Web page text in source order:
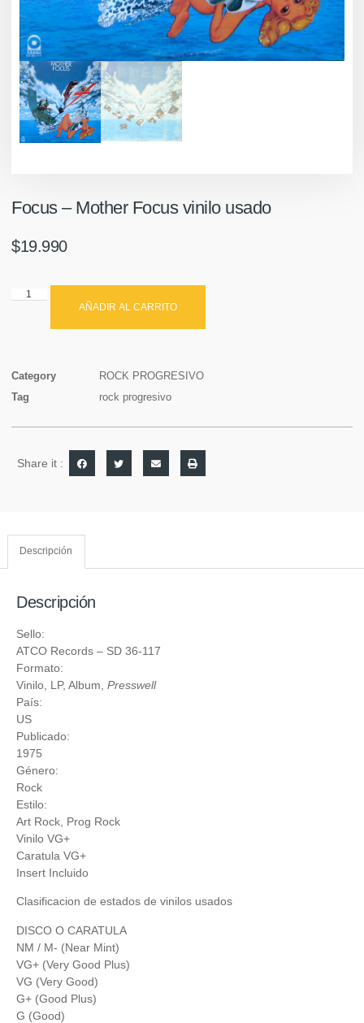
Focus ‎– Mother Focus vinilo usado
$19.990
AÑADIR AL CARRITO
Category
ROCK PROGRESIVO
Tag
rock progresivo
Share it :
Descripción
Descripción
Sello:
ATCO Records – SD 36-117
Formato:
Vinilo , LP, Album, Presswell
País:
US
Publicado:
1975
Género:
Rock
Estilo:
Art Rock Prog Rock
Vinilo VG+
Caratula VG+
Insert Incluido
Clasificacion de estados de vinilos usados
DISCO O CARATULA
NM / M- (Near Mint)
VG+ (Very Good Plus)
VG (Very Good)
G+ (Good Plus)
G (Good)